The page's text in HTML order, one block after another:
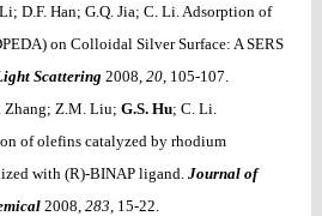
D.F. Han; G.Q. Jia; C. Li. Adsorption of
on Colloidal Silver Surface: A SERS
Scattering 2008, 20, 105-107.
Zhang; Z.M. Liu; G.S. Hu; C. Li.
of olefins catalyzed by rhodium
with (R)-BINAP ligand. Journal of
2008, 283 , 15-22.